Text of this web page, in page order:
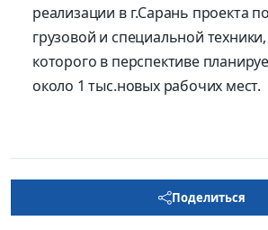
реализации в г.Сарань проекта
грузовой и специальной
которого в перспективе
около 1 тыс.новых рабочих мест.
Поделиться